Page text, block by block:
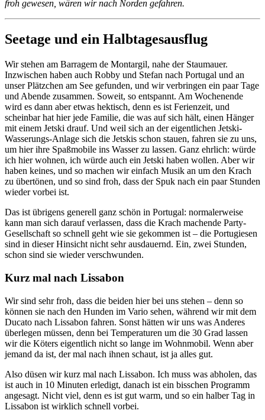
froh gewesen, wären wir nach Norden gefahren.
Seetage und ein Halbtagesausflug
Wir stehen am Barragem de Montargil, nahe der Staumauer.
Inzwischen haben auch Robby und Stefan nach Portugal und an
unser Plätzchen am See gefunden, und wir verbringen ein paar Tage
und Abende zusammen. Soweit, so entspannt. Am Wochenende
wird es dann aber etwas hektisch, denn es ist Ferienzeit, und
scheinbar hat hier jede Familie, die was auf sich hält, einen Hänger
mit einem Jetski drauf. Und weil sich an der eigentlichen Jetski-
Wasserungs-Anlage sich die Jetskis schon stauen, fahren sie zu uns,
um hier ihre Spaßmobile ins Wasser zu lassen. Ganz ehrlich: würde
ich hier wohnen, ich würde auch ein Jetski haben wollen. Aber wir
haben keines, und so machen wir einfach Musik an um den Krach
zu übertönen, und so sind froh, dass der Spuk nach ein paar Stunden
wieder vorbei ist.
Das ist übrigens generell ganz schön in Portugal: normalerweise
kann man sich darauf verlassen, dass die Krach machende Party-
Gesellschaft so schnell geht wie sie gekommen ist – die Portugiesen
sind in dieser Hinsicht nicht sehr ausdauernd. Ein, zwei Stunden,
schon sind sie wieder verschwunden.
Kurz mal nach Lissabon
Wir sind sehr froh, dass die beiden hier bei uns stehen – denn so
können sie nach den Hunden im Vario sehen, während wir mit dem
Ducato nach Lissabon fahren. Sonst hätten wir uns was Anderes
überlegen müssen, denn bei Temperaturen um die 30 Grad lassen
wir die Köters eigentlich nicht so lange im Wohnmobil. Wenn aber
jemand da ist, der mal nach ihnen schaut, ist ja alles gut.
Also düsen wir kurz mal nach Lissabon. Ich muss was abholen, das
ist auch in 10 Minuten erledigt, danach ist ein bisschen Programm
angesagt. Nicht viel, denn es ist gut warm, und so ein halber Tag in
Lissabon ist wirklich schnell vorbei.